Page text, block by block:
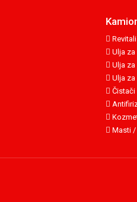
Ulja
Ulja za
Ulja
Čistači
Masti /